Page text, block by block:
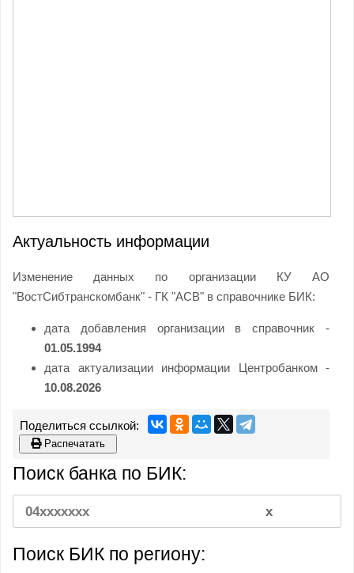
Актуальность информации
Изменение данных по организации КУ АО
"ВостСибтранскомбанк" - ГК "АСВ" в справочнике БИК:
дата добавления организации в справочник -
01.05.1994
дата актуализации информации Центробанком -
10.08.2026
Распечатать
Поиск банка по БИК:
Поиск БИК по региону: